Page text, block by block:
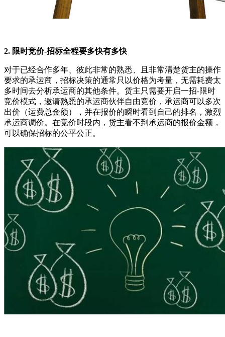
2. 限时竞价-招标全程要多快有多快
对于已经合作多年、彼此非常的熟悉、且非常清楚货主的操作
要求的承运商，招标决策的通常只以价格为考量，无需耗费太
多时间去分析承运商的其他条件。货主只需要开启一招-限时
竞价模式，邀请熟悉的承运商伙伴自由竞价，承运商可以多次
出价（运费总金额），并在报价的瞬时看到自己的排名，激烈
承运商调价。在竞价时段内，货主看不到承运商的报价金额，
可以确保招标的公平公正。